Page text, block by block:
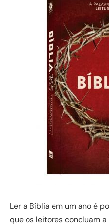
Ler a Bíblia em um ano é
que os leitores concluam